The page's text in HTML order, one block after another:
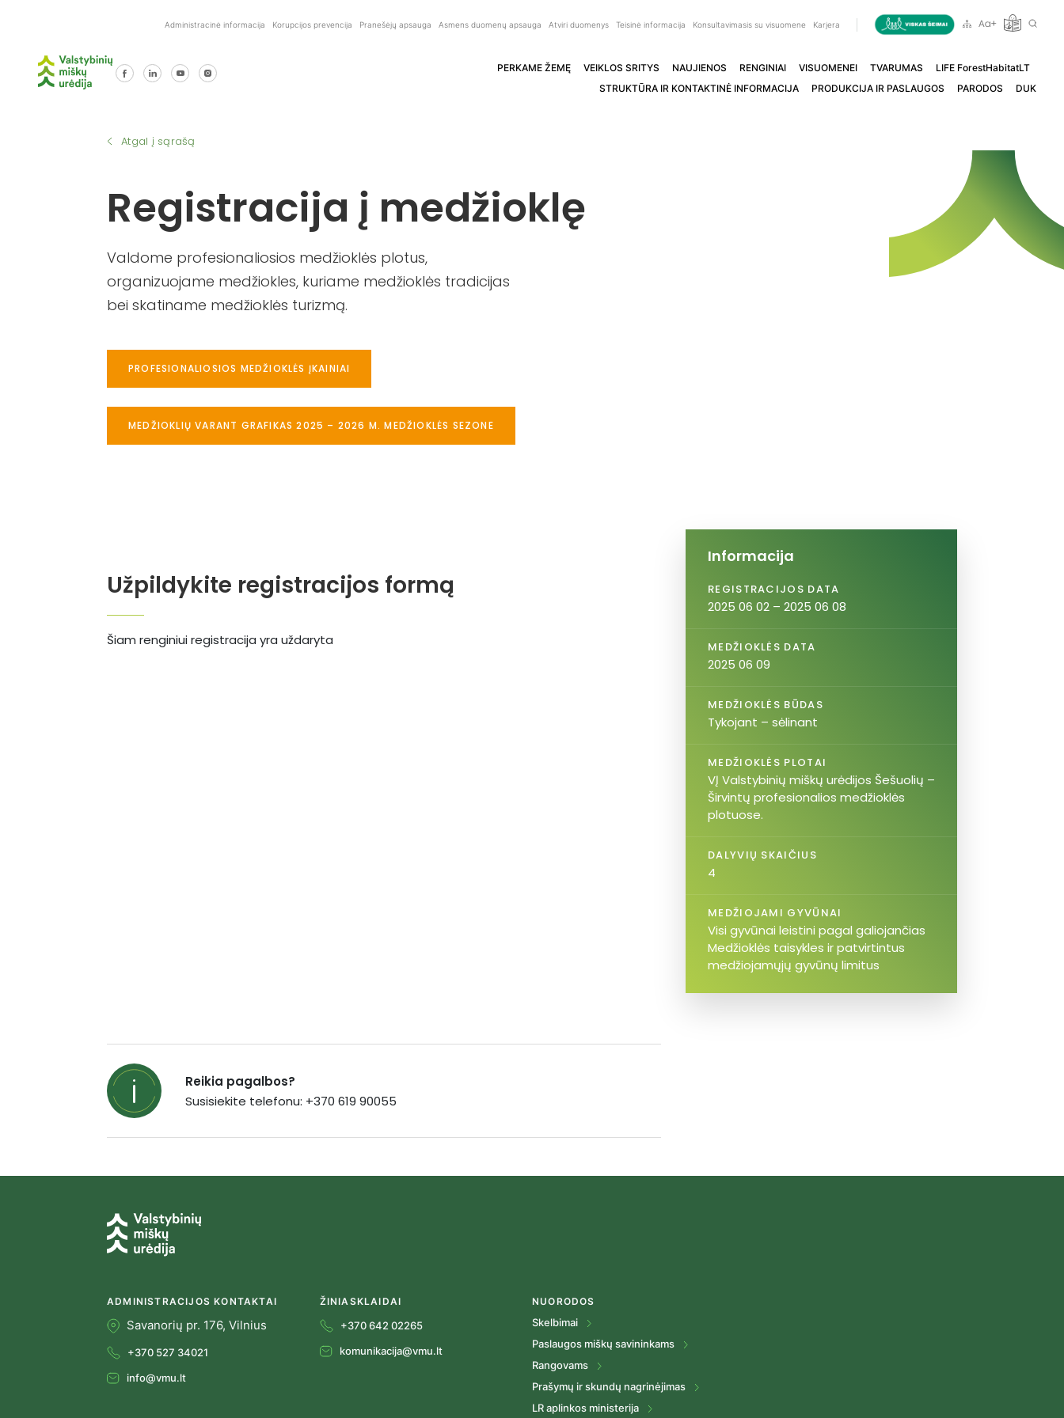
Administracinė informacija Korupcijos prevencija Pranešėjų apsauga Asmens duomenų apsauga Atviri duomenys Teisinė informacija Konsultavimasis su visuomene Karjera
PERKAME ŽEMĘ VEIKLOS SRITYS NAUJIENOS RENGINIAI VISUOMENEI TVARUMAS
LIFE ForestHabitatLT
STRUKTŪRA IR KONTAKTINĖ INFORMACIJA
PRODUKCIJA IR PASLAUGOS PARODOS DUK
Atgal į sąrašą
Registracija į medžioklę
Valdome profesionaliosios medžioklės plotus,
organizuojame medžiokles, kuriame medžioklės tradicijas
bei skatiname medžioklės turizmą.
PROFESIONALIOSIOS MEDŽIOKLĖS ĮKAINIAI
MEDŽIOKLIŲ VARANT GRAFIKAS 2025 – 2026 M. MEDŽIOKLĖS SEZONE
Užpildykite registracijos formą
Šiam renginiui registracija yra uždaryta
Informacija
REGISTRACIJOS DATA
2025 06 02 – 2025 06 08
MEDŽIOKLĖS DATA
2025 06 09
MEDŽIOKLĖS BŪDAS
Tykojant – sėlinant
MEDŽIOKLĖS PLOTAI
VĮ Valstybinių miškų urėdijos Šešuolių –
Širvintų profesionalios medžioklės
plotuose.
DALYVIŲ SKAIČIUS
4
MEDŽIOJAMI GYVŪNAI
Visi gyvūnai leistini pagal galiojančias
Medžioklės taisykles ir patvirtintus
medžiojamųjų gyvūnų limitus
Reikia pagalbos?
Susisiekite telefonu: +370 619 90055
ADMINISTRACIJOS KONTAKTAI
Savanorių pr. 176, Vilnius
+370 527 34021
info@vmu.lt
ŽINIASKLAIDAI
+370 642 02265
komunikacija@vmu.lt
NUORODOS
Skelbimai
Paslaugos miškų savininkams
Rangovams
Prašymų ir skundų nagrinėjimas
LR aplinkos ministerija